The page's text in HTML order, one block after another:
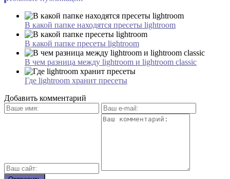
В какой папке находятся пресеты lightroom
В какой папке пресеты lightroom
В чем разница между lightroom и lightroom classic
Где lightroom хранит пресеты
Добавить комментарий